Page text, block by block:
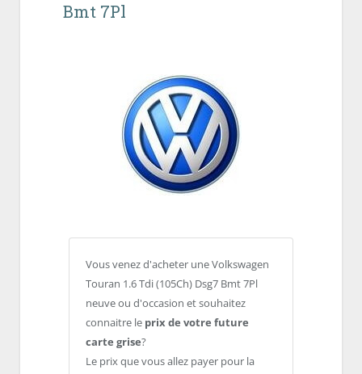
Bmt 7Pl
Vous venez d'acheter une Volkswagen
Touran 1.6 Tdi (105Ch) Dsg7 Bmt 7Pl
neuve ou d'occasion et souhaitez
connaitre le prix de votre future
carte grise?
Le prix que vous allez payer pour la